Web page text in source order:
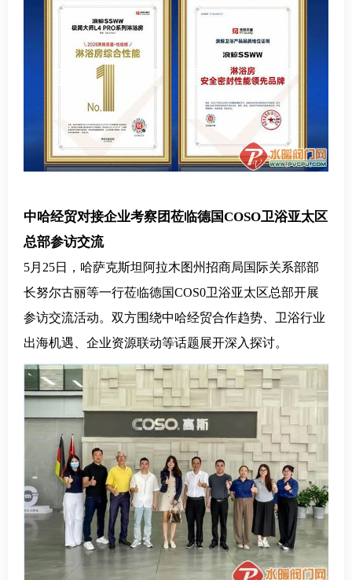
中哈经贸对接企业考察团莅临德国COSO卫浴亚太区
总部参访交流
5月25日，哈萨克斯坦阿拉木图州招商局国际关系部部
长努尔古丽等一行莅临德国COS0卫浴亚太区总部开展
参访交流活动。双方围绕中哈经贸合作趋势、卫浴行业
出海机遇、企业资源联动等话题展开深入探讨。